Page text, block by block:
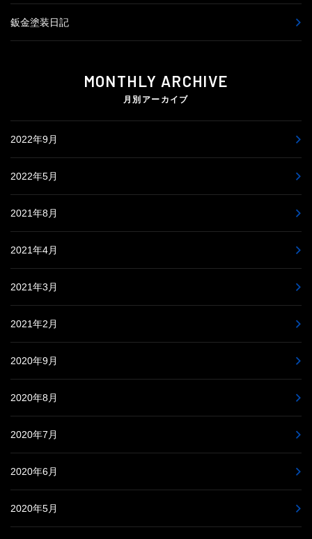
鈑金塗装日記
MONTHLY ARCHIVE
月別アーカイブ
2022年9月
2022年5月
2021年8月
2021年4月
2021年3月
2021年2月
2020年9月
2020年8月
2020年7月
2020年6月
2020年5月